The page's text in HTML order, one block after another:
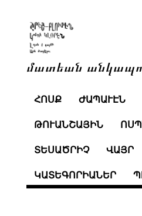
մատեան
ՀՈՍՔ ԺԱՊԱՒԷՆ
ԹՈՒԱՆՇԱՅԻՆ
ՏԵՍԱԾՐԻՉ ՎԱՅՐ
ԿԱՏԵԳՈՐԻԱՆԵՐ